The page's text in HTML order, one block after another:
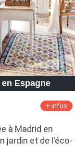
Espagne
+ infos
à Madrid en
jardin et de l'éco-